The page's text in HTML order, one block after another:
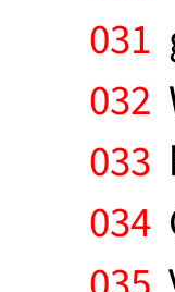
031
032
033
034